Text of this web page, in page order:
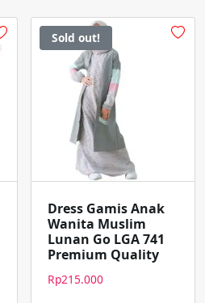
Sold out!
Dress Gamis Anak
Wanita Muslim
Lunan Go LGA 741
Premium Quality
Rp215.000